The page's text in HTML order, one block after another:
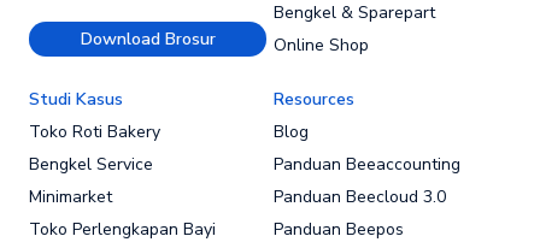
Download Brosur
Bengkel & Sparepart
Online Shop
Studi Kasus
Toko Roti Bakery
Bengkel Service
Minimarket
Toko Perlengkapan Bayi
Resources
Blog
Panduan Beeaccounting
Panduan Beecloud 3.0
Panduan Beepos